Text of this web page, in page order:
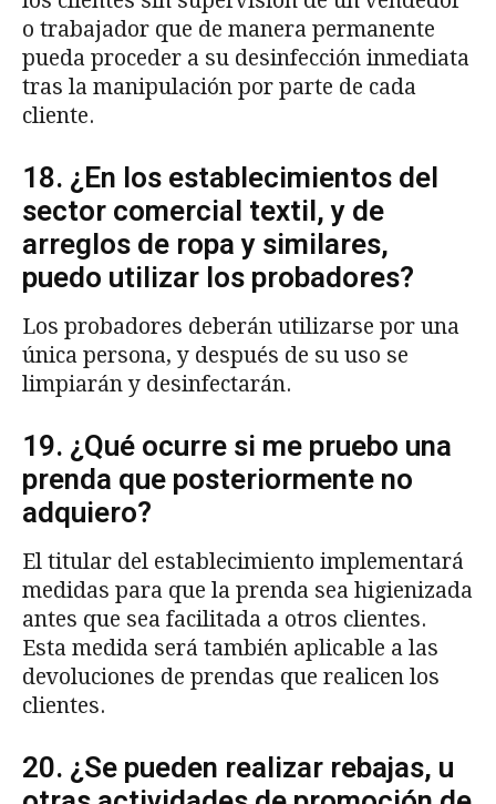
o trabajador que de manera permanente
pueda proceder a su desinfección inmediata
tras la manipulación por parte de cada
cliente.
18. ¿En los establecimientos del
sector comercial textil, y de
arreglos de ropa y similares,
puedo utilizar los probadores?
Los probadores deberán utilizarse por una
única persona, y después de su uso se
limpiarán y desinfectarán.
19. ¿Qué ocurre si me pruebo una
prenda que posteriormente no
adquiero?
El titular del establecimiento implementará
medidas para que la prenda sea higienizada
antes que sea facilitada a otros clientes.
Esta medida será también aplicable a las
devoluciones de prendas que realicen los
clientes.
20. ¿Se pueden realizar rebajas, u